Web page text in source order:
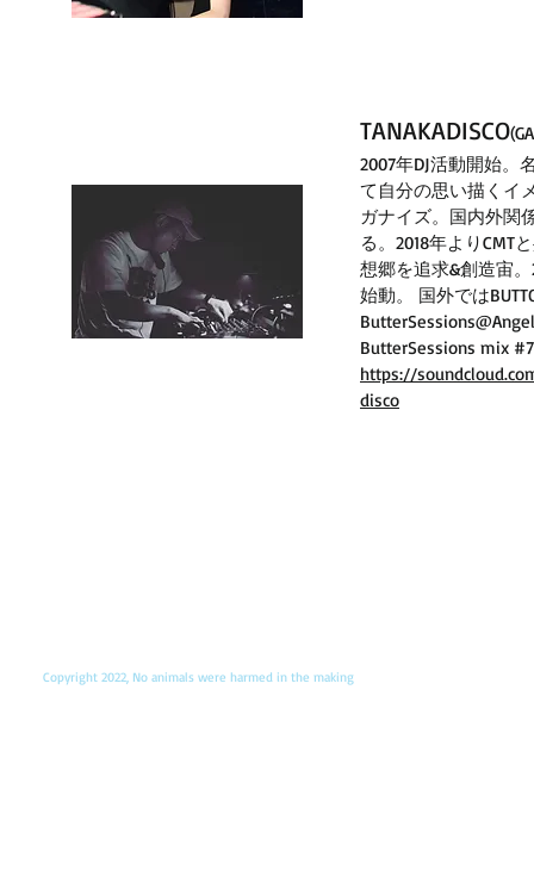
TANAKADISCO
2007年DJ活動開始。
て自分の思い描くイ
ガナイズ。国内外関
る。2018年よりCMT
想郷を追求&創造宙。
始動。 国外では
ButterSessions mix
https://
disco
Copyright 2022, No animals were harmed in the making